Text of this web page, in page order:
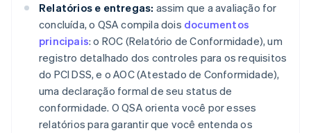
Relatórios e entregas: assim que a avaliação for
concluída, o QSA compila dois documentos
principais: o ROC (Relatório de Conformidade), um
registro detalhado dos controles para os requisitos
do PCI DSS, e o AOC (Atestado de Conformidade),
uma declaração formal de seu status de
conformidade. O QSA orienta você por esses
relatórios para garantir que você entenda os